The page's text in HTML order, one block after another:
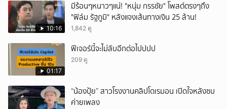
10:16
มีร้อนๆหนาวๆแน่! "หนุ่ม กรรชัย" โพสต์ตรงๆถึง
"ฟิล์ม รัฐภูมิ" หลังแจงเส้นทางเงิน 25 ล้าน!
1,842 ดู
01:17
ฟีเจอร์นี้จะไม่ลับอีกต่อไปปปป
209 ดู
“น้องปุ้ย” สาวโรงงานคลิปโดเรมอน เปิดใจหลังซบ
ค่ายเพลง